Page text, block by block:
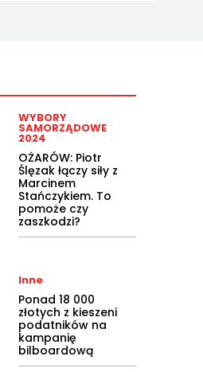
WYBORY
SAMORZĄDOWE
2024
OŻARÓW: Piotr
Ślęzak łączy siły z
Marcinem
Stańczykiem. To
pomoże czy
zaszkodzi?
Inne
Ponad 18 000
złotych z kieszeni
podatników na
kampanię
bilboardową